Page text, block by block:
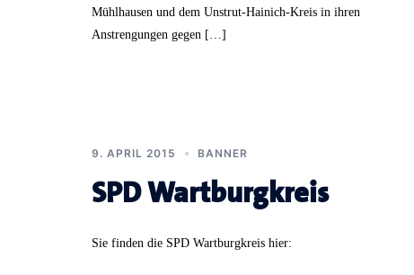
Mühlhausen und dem Unstrut-Hainich-Kreis in ihren
Anstrengungen gegen […]
9. APRIL 2015 BANNER
SPD Wartburgkreis
Sie finden die SPD Wartburgkreis hier: